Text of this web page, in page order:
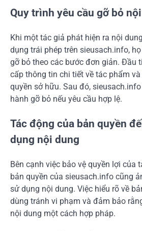
Quy trình yêu cầu gỡ bỏ
Khi một tác giả phát hiện ra nội
dụng trái phép trên sieusach.info,
gỡ bỏ theo các bước đơn giản. Đầu
cấp thông tin chi tiết về tác phẩm
quyền sở hữu. Sau đó,
hành gỡ bỏ nếu yêu cầu hợp lệ.
Tác động của bản quyền
dụng nội dung
Bên cạnh việc bảo vệ quyền lợi của
bản quyền của sieusach.info cũng
sử dụng nội dung. Việc hiểu rõ về
dùng tránh vi phạm và đảm bảo
nội dung một cách hợp pháp.